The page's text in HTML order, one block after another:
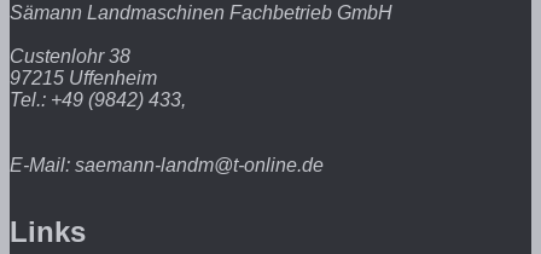
Sämann Landmaschinen Fachbetrieb GmbH
Custenlohr 38
97215 Uffenheim
Tel.: +49 (9842) 433,
E-Mail: saemann-landm@t-online.de
Links